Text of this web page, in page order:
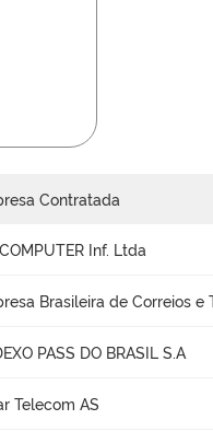
Contratada
Inf. Ltda
Brasileira de Correios e
PASS DO BRASIL S.A
Telecom AS